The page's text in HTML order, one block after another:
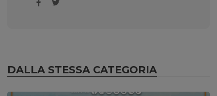
DALLA STESSA CATEGORIA